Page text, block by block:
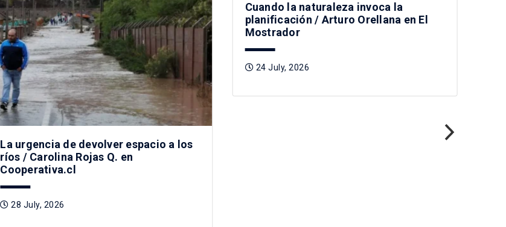
La urgencia de devolver espacio a los
ríos / Carolina Rojas Q. en
Cooperativa.cl
28 July, 2026
Cuando la naturaleza invoca la
planificación / Arturo Orellana en El
Mostrador
24 July, 2026